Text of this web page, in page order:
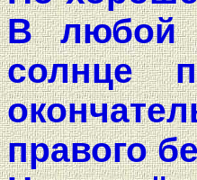
В любой
солнце
правого